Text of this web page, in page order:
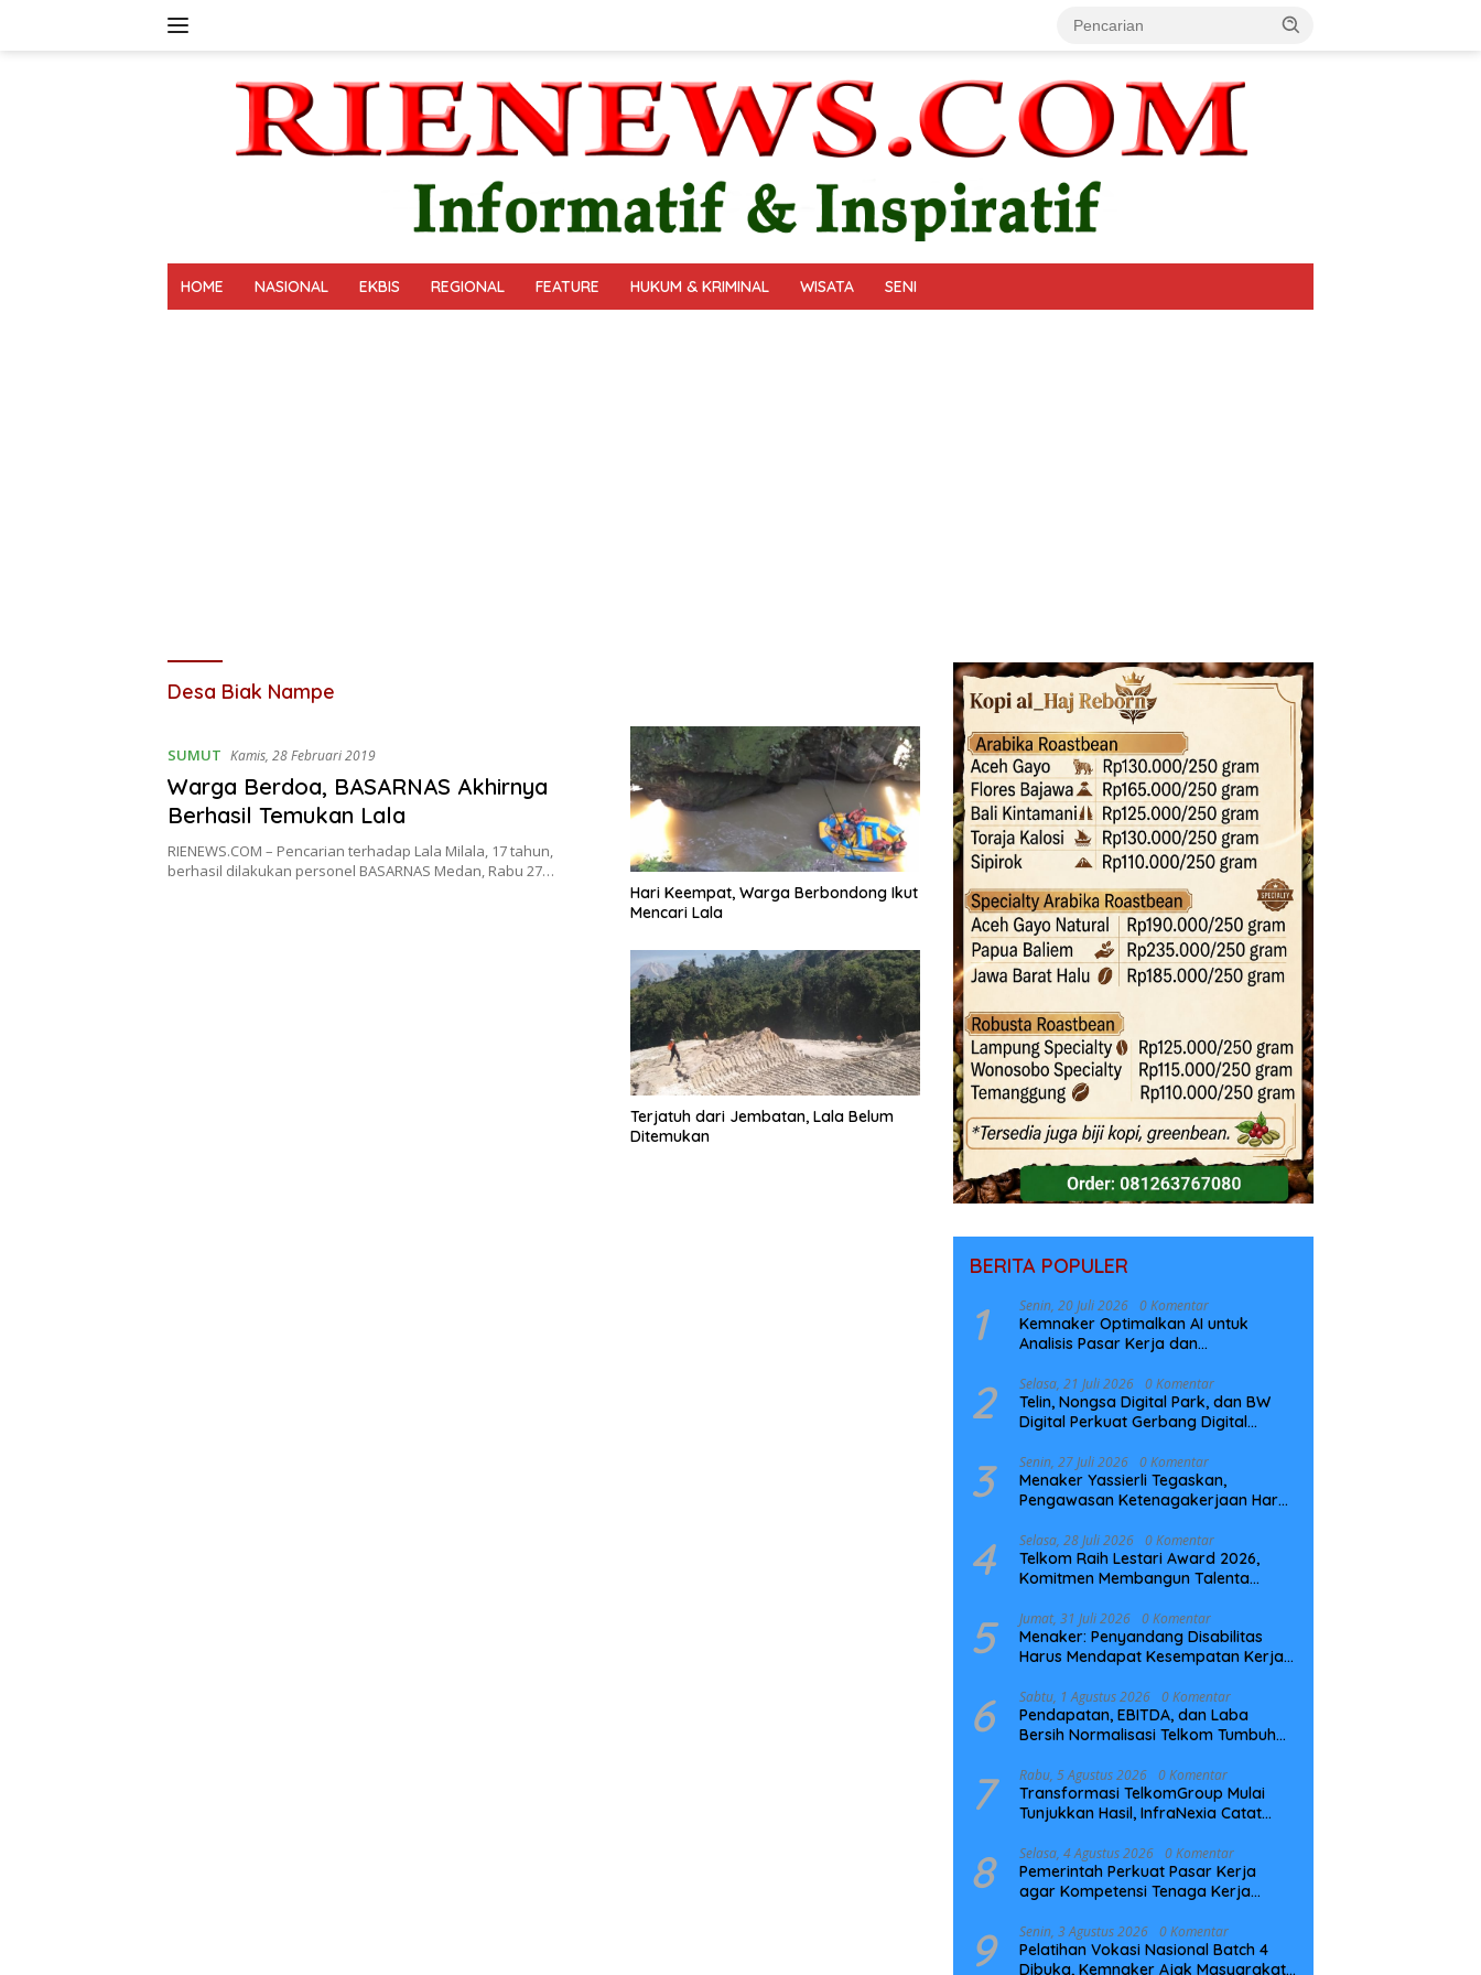
HOME NASIONAL EKBIS REGIONAL FEATURE HUKUM & KRIMINAL WISATA SENI
Desa Biak Nampe
SUMUT Kamis, 28 Februari 2019
Warga Berdoa, BASARNAS Akhirnya
Berhasil Temukan Lala
RIENEWS.COM – Pencarian terhadap Lala Milala, 17 tahun,
berhasil dilakukan personel BASARNAS Medan, Rabu 27…
Hari Keempat, Warga Berbondong Ikut
Mencari Lala
Terjatuh dari Jembatan, Lala Belum
Ditemukan
BERITA POPULER
1 Senin, 20 Juli 2026 0 Komentar
Kemnaker Optimalkan AI untuk
Analisis Pasar Kerja dan
2 Selasa, 21 Juli 2026 0 Komentar
Telin, Nongsa Digital Park, dan BW
Digital Perkuat Gerbang Digital
NCC
3 Senin, 27 Juli 2026 0 Komentar
Menaker Yassierli Tegaskan,
Pengawasan Ketenagakerjaan Harus
4 Selasa, 28 Juli 2026 0 Komentar
Telkom Raih Lestari Award 2026,
Komitmen Membangun Talenta
5 Jumat, 31 Juli 2026 0 Komentar
Menaker: Penyandang Disabilitas
Harus Mendapat Kesempatan Kerja
6 Sabtu, 1 Agustus 2026 0 Komentar
Pendapatan, EBITDA, dan Laba
Bersih Normalisasi Telkom Tumbuh
7 Rabu, 5 Agustus 2026 0 Komentar
Transformasi TelkomGroup Mulai
Tunjukkan Hasil, InfraNexia Catat
Digital Nasional
8 Selasa, 4 Agustus 2026 0 Komentar
Pemerintah Perkuat Pasar Kerja
agar Kompetensi Tenaga Kerja
9 Senin, 3 Agustus 2026 0 Komentar
Pelatihan Vokasi Nasional Batch 4
Dibuka, Kemnaker Ajak Masyarakat